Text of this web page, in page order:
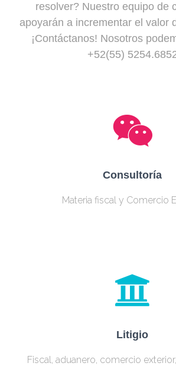
resolver? Nuestro equipo de
apoyarán a incrementar el valor
¡Contáctanos! Nosotros
+52(55)
Consultoría
Materia fiscal y Comercio
Litigio
Fiscal, aduanero, comercio